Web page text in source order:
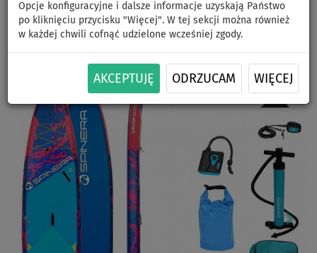
Opcje konfiguracyjne i dalsze informacje uzyskają Państwo
po kliknięciu przycisku "Więcej". W tej sekcji można również
w każdej chwili cofnąć udzielone wcześniej zgody.
AKCEPTUJĘ ODRZUCAM WIĘCEJ
DO
-30 %
NASZ
WYBÓR
DO
110 kg
DARMOWA
DOSTAWA
Next